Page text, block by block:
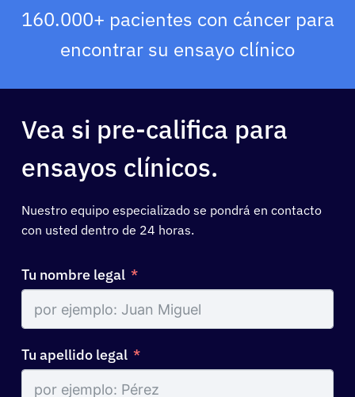
Recursos
Acerca de
Iniciar sesión
Español
160.000+ pacientes con cáncer para
encontrar su ensayo clínico
Vea si pre-califica para
ensayos clínicos.
Nuestro equipo especializado se pondrá en contacto
con usted dentro de 24 horas.
Tu nombre legal
Tu apellido legal